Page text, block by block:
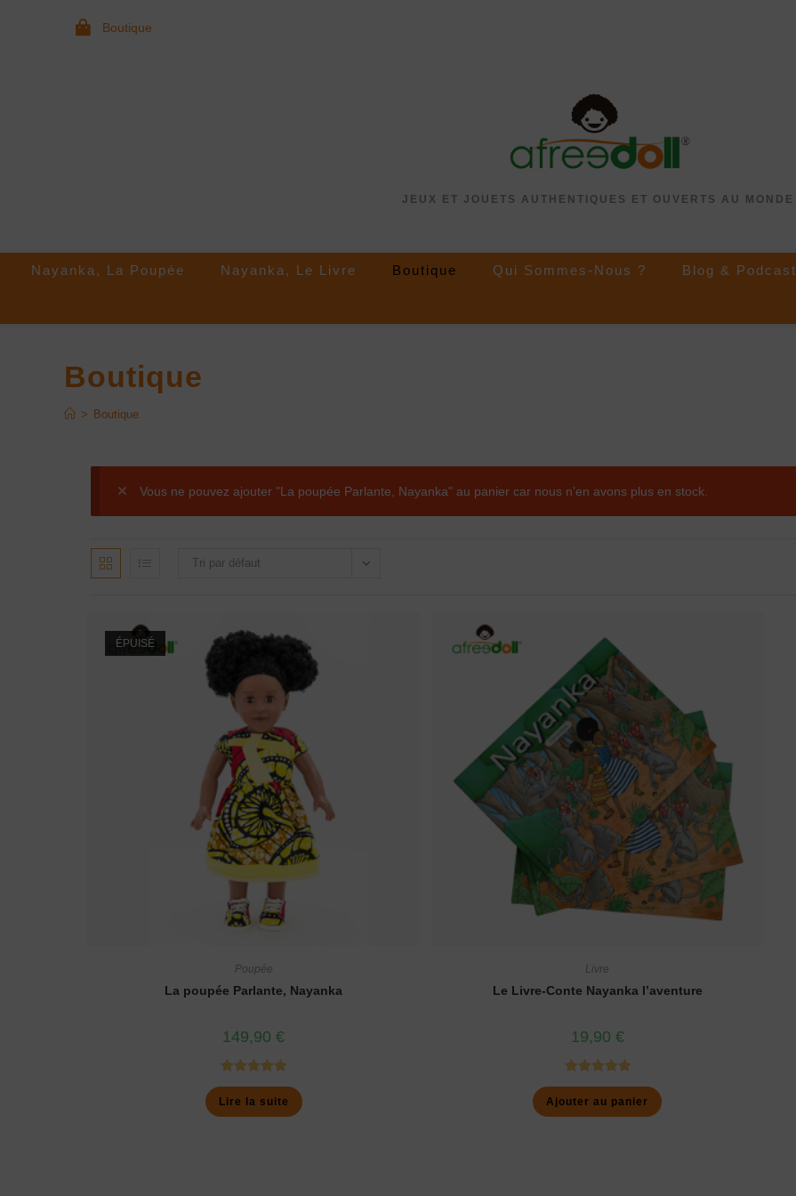
Boutique
JEUX ET JOUETS AUTHENTIQUES ET OUVERTS AU MONDE
Nayanka, La Poupée Nayanka, Le Livre Boutique Qui Sommes-Nous ? Blog & Podcast
Boutique
> Boutique
Vous ne pouvez ajouter "La poupée Parlante, Nayanka" au panier car nous n’en avons plus en stock.
Tri par défaut
ÉPUISÉ
Poupée
La poupée Parlante, Nayanka
149,90€
Note5.00
sur 5
Lire la suite
Livre
Le Livre-Conte Nayanka l’aventure
19,90 €
Note5.00
sur 5
Ajouter au panier